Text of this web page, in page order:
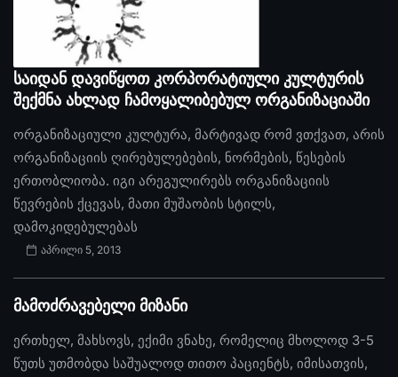
საიდან დავიწყოთ კორპორატიული კულტურის
შექმნა ახლად ჩამოყალიბებულ ორგანიზაციაში
ორგანიზაციული კულტურა, მარტივად რომ ვთქვათ, არის
ორგანიზაციის ღირებულებების, ნორმების, წესების
ერთობლიობა. იგი არეგულირებს ორგანიზაციის
წევრების ქცევას, მათი მუშაობის სტილს,
დამოკიდებულებას
აპრილი 5, 2013
მამოძრავებელი მიზანი
ერთხელ, მახსოვს, ექიმი ვნახე, რომელიც მხოლოდ 3-5
წუთს უთმობდა საშუალოდ თითო პაციენტს, იმისათვის,